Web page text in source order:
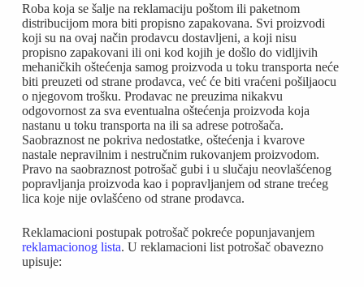
Roba koja se šalje na reklamaciju poštom ili paketnom
distribucijom mora biti propisno zapakovana. Svi proizvodi
koji su na ovaj način prodavcu dostavljeni, a koji nisu
propisno zapakovani ili oni kod kojih je došlo do vidljivih
mehaničkih oštećenja samog proizvoda u toku transporta neće
biti preuzeti od strane prodavca, već će biti vraćeni pošiljaocu
o njegovom trošku. Prodavac ne preuzima nikakvu
odgovornost za sva eventualna oštećenja proizvoda koja
nastanu u toku transporta na ili sa adrese potrošača.
Saobraznost ne pokriva nedostatke, oštećenja i kvarove
nastale nepravilnim i nestručnim rukovanjem proizvodom.
Pravo na saobraznost potrošač gubi i u slučaju neovlašćenog
popravljanja proizvoda kao i popravljanjem od strane trećeg
lica koje nije ovlašćeno od strane prodavca.
Reklamacioni postupak potrošač pokreće popunjavanjem
reklamacionog lista. U reklamacioni list potrošač obavezno
upisuje: